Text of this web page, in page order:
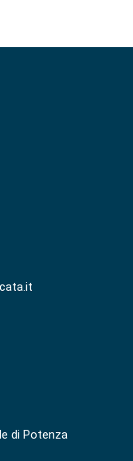
di Potenza